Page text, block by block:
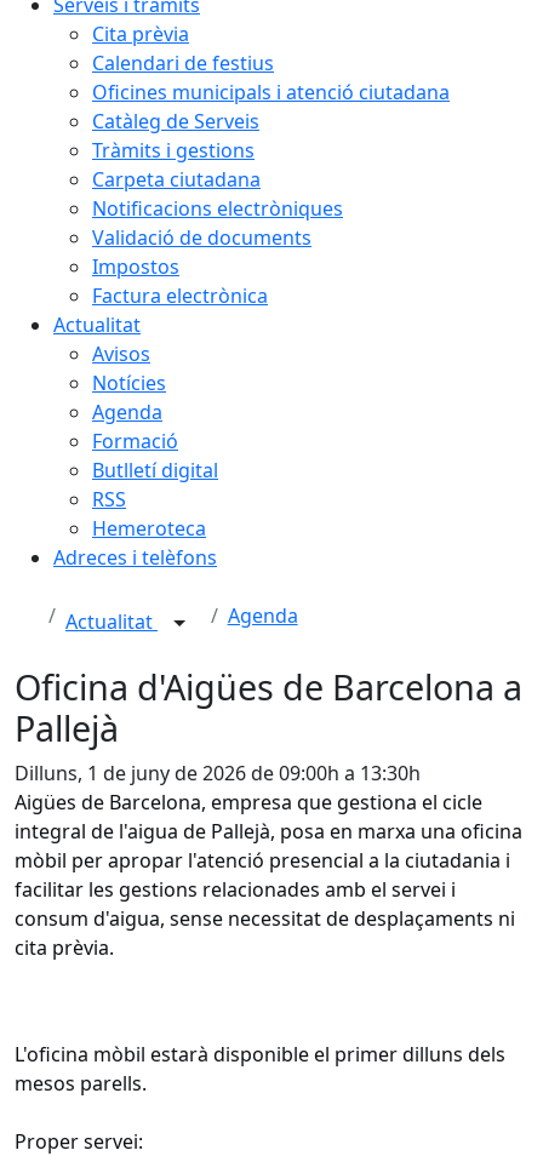
Cita prèvia
Calendari de festius
Oficines municipals i atenció ciutadana
Catàleg de Serveis
Tràmits i gestions
Carpeta ciutadana
Notificacions electròniques
Validació de documents
Impostos
Factura electrònica
Actualitat
Avisos
Notícies
Agenda
Formació
Butlletí digital
RSS
Hemeroteca
Adreces i telèfons
Actualitat Agenda
Oficina d'Aigües de Barcelona a
Pallejà
Dilluns, 1 de juny de 2026 de 09:00h a 13:30h
Aigües de Barcelona, empresa que gestiona el cicle
integral de l'aigua de Pallejà, posa en marxa una oficina
mòbil per apropar l'atenció presencial a la ciutadania i
facilitar les gestions relacionades amb el servei i
consum d'aigua, sense necessitat de desplaçaments ni
cita prèvia.
L'oficina mòbil estarà disponible el primer dilluns dels
mesos parells.
Proper servei: